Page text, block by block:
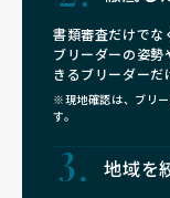
書類審査だけでな
ブリーダーの姿
きるブリーダーだ
※現地確認は、ブリ
す。
地域を